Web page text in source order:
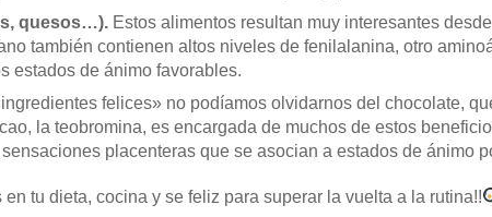
quesos…). Estos alimentos resultan muy interesantes
también contienen altos niveles de fenilalanina, otro
estados de ánimo favorables.
felices» no podíamos olvidarnos del chocolate,
la teobromina, es encargada de muchos de estos
placenteras que se asocian a estados de ánimo
tu dieta, cocina y se feliz para superar la vuelta a la rutina!!